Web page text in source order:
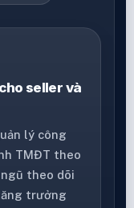
seller và
lý công
TMĐT theo
theo dõi
trưởng